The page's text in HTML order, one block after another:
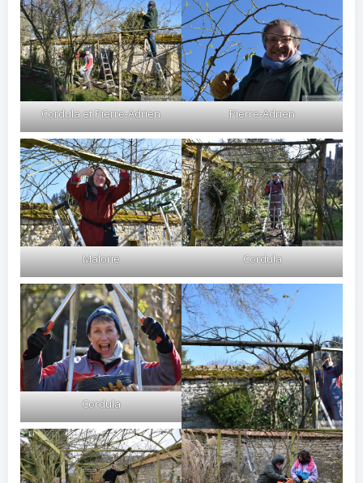
Cordula et Pierre-Adrien Pierre-Adrien
Malorie Cordula
Cordula